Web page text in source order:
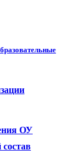
ОУ
состав